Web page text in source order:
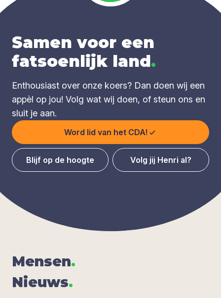
Samen voor een
fatsoenlijk land.
Enthousiast over onze koers? Dan doen wij een
appèl op jou! Volg wat wij doen, of steun ons en
sluit je aan.
Word lid van het CDA!
Blijf op de hoogte Volg jij Henri al?
Men­sen.
Nieuws.